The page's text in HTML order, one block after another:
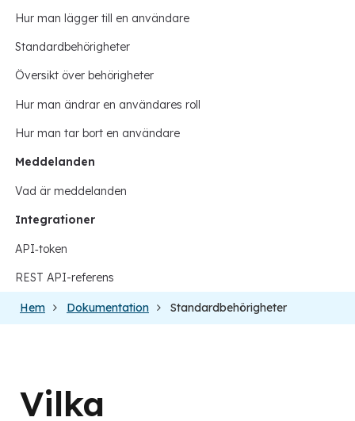
Hur man lägger till en användare
Standardbehörigheter
Översikt över behörigheter
Hur man ändrar en användares roll
Hur man tar bort en användare
Meddelanden
Vad är meddelanden
Integrationer
API‑token
REST API-referens
Hem Dokumentation Standardbehörigheter
Vilka